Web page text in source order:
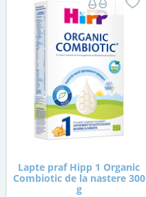
Lapte praf Hipp 1 Organic
Combiotic de la nastere 300
g